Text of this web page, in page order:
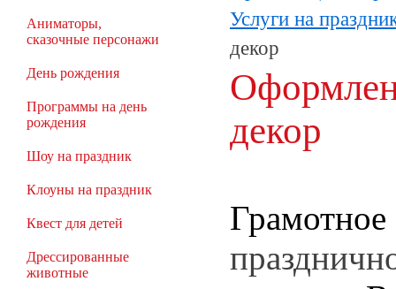
Услуги на
декор
декор
Грамотное
Аниматоры,
сказочные персонажи
День рождения
Программы на день
рождения
Шоу на праздник
Клоуны на праздник
Квест для детей
Дрессированные
животные